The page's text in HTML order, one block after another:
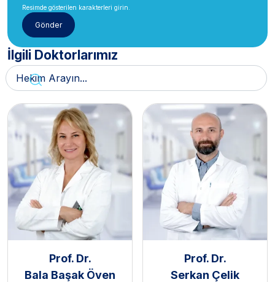
Resimde gösterilen karakterleri girin.
İlgili Doktorlarımız
Prof. Dr.
Bala Başak Öven
Prof. Dr.
Serkan Çelik